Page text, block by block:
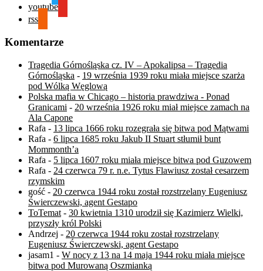
youtube
rss
Komentarze
Tragedia Górnośląska cz. IV – Apokalipsa – Tragedia
Górnośląska - 19 września 1939 roku miała miejsce szarża
pod Wólką Węglową
Polska mafia w Chicago – historia prawdziwa - Ponad
Granicami - 20 września 1926 roku miał miejsce zamach na
Ala Capone
Rafa - 13 lipca 1666 roku rozegrała się bitwa pod Mątwami
Rafa - 6 lipca 1685 roku Jakub II Stuart stłumił bunt
Mommonth’a
Rafa - 5 lipca 1607 roku miała miejsce bitwa pod Guzowem
Rafa - 24 czerwca 79 r. n.e. Tytus Flawiusz został cesarzem
rzymskim
gość - 20 czerwca 1944 roku został rozstrzelany Eugeniusz
Świerczewski, agent Gestapo
ToTemat - 30 kwietnia 1310 urodził się Kazimierz Wielki,
przyszły król Polski
Andrzej - 20 czerwca 1944 roku został rozstrzelany
Eugeniusz Świerczewski, agent Gestapo
jasam1 - W nocy z 13 na 14 maja 1944 roku miała miejsce
bitwa pod Murowaną Oszmianką